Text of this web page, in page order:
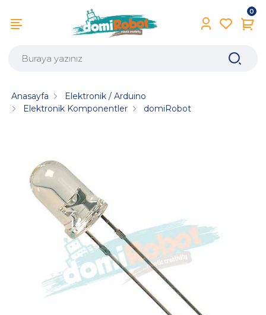
0
Anasayfa
Elektronik / Arduino
Elektronik Komponentler
domiRobot